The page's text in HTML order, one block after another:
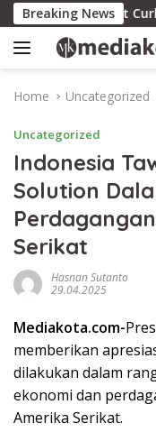
Skip
to
content
Breaking News
Jumat Curhat
Home Uncategorized
Uncategorized
Indonesia
Solution
Serikat
Hasnan Sutanto
29.04.2025
Mediakota.com-
memberikan
dilakukan dalam
ekonomi dan
Amerika Serikat.